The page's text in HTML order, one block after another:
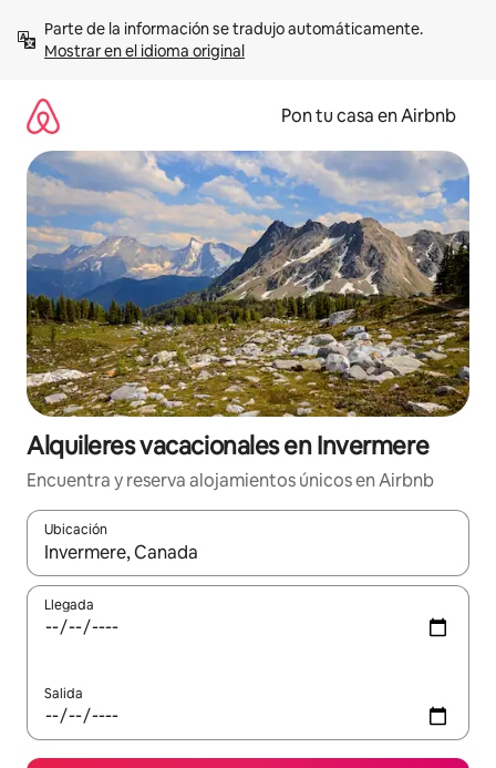
contenidoMostrar en el idioma original
Pon tu casa en Airbnb
Alquileres vacacionales en Invermere
Encuentra y reserva alojamientos únicos en Airbnb
Ubicación
Cuando los resultados estén disponibles, navega con las
Llegada
Salida